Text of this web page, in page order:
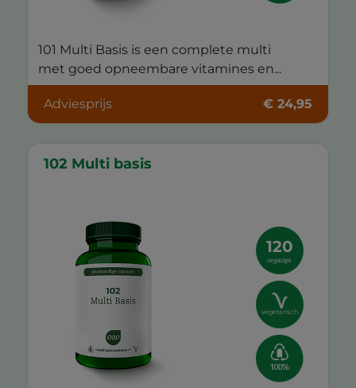
101 Multi Basis is een complete multi
met goed opneembare vitamines en...
Adviesprijs € 24,95
102 Multi basis
120
vegacaps
vegetarisch